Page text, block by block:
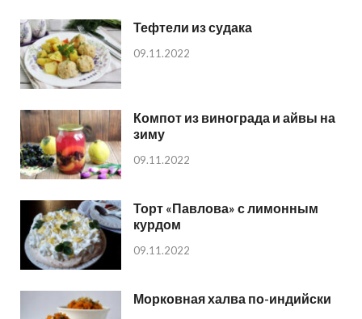
Тефтели из судака
09.11.2022
Компот из винограда и айвы на
зиму
09.11.2022
Торт «Павлова» с лимонным
курдом
09.11.2022
Морковная халва по-индийски